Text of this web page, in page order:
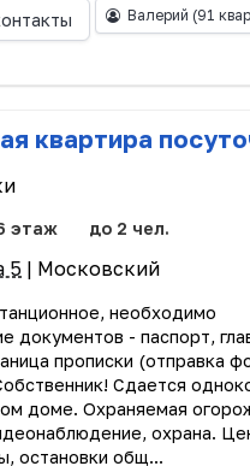
Валерий (91
квартира
этаж до 2 чел.
5 | Московский
необходимо
документов - паспорт,
прописки (отправка
Сдается
доме. Охраняемая
охрана.
остановки общ...